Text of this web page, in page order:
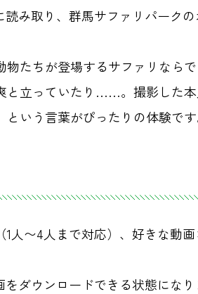
み取り、群馬サファリパーク
たちが登場するサファリならで
と立っていたり……。撮影した
いう言葉がぴったりの体験です
人〜4人まで対応）、好きな動
ダウンロードできる状態にな